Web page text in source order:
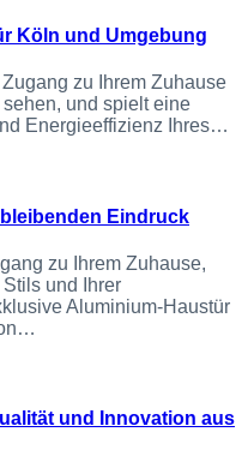
Köln und Umgebung
zu Ihrem Zuhause
und spielt eine
Energieeffizienz Ihres…
Eindruck
zu Ihrem Zuhause,
und Ihrer
Aluminium-Haustür
und Innovation aus